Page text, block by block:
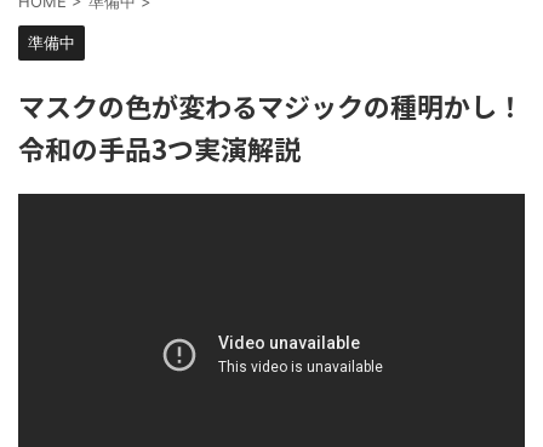
準備中
マスクの色が変わるマジックの種明かし！
令和の手品3つ実演解説